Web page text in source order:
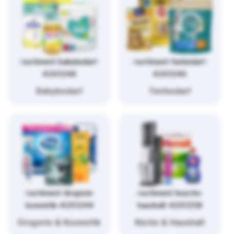
/sortiment/babybedarf-
4261248
Babybedarf
/sortiment/tierbedarf-
4261246
Tierbedarf
/sortiment/drogerie-
kosmetik-4261244
Drogerie & Kosmetik
/sortiment/kueche-
haushalt-4261258
Küche & Haushalt